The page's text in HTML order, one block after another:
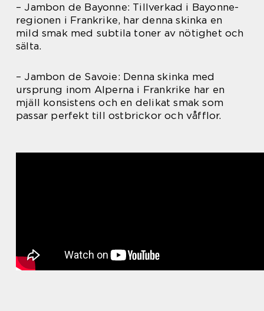
– Jambon de Bayonne: Tillverkad i Bayonne-
regionen i Frankrike, har denna skinka en
mild smak med subtila toner av nötighet och
sälta.
– Jambon de Savoie: Denna skinka med
ursprung inom Alperna i Frankrike har en
mjäll konsistens och en delikat smak som
passar perfekt till ostbrickor och våfflor.